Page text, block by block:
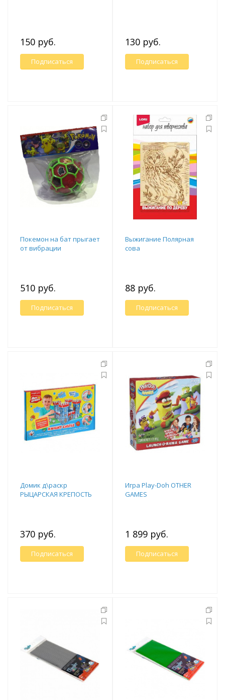
150 руб.
Подписаться
130 руб.
Подписаться
Покемон на бат прыгает
от вибрации
510 руб.
Подписаться
Выжигание Полярная
сова
88 руб.
Подписаться
Домик д\раскр
РЫЦАРСКАЯ КРЕПОСТЬ
370 руб.
Подписаться
Игра Play-Doh OTHER
GAMES
1 899 руб.
Подписаться